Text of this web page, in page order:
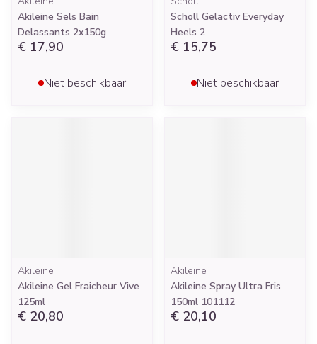
Akileine Sels Bain
Delassants 2x150g
€ 17,90
Niet beschikbaar
Scholl Gelactiv Everyday
Heels 2
€ 15,75
Niet beschikbaar
Akileine
Akileine Gel Fraicheur Vive
125ml
€ 20,80
Akileine
Akileine Spray Ultra Fris
150ml 101112
€ 20,10